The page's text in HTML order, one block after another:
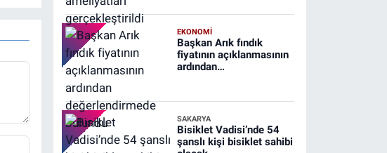
EKONOMİ
Başkan Arık fındık
fiyatının açıklanmasının
ardından
SAKARYA
Bisiklet Vadisi’nde 54
şanslı kişi bisiklet sahibi